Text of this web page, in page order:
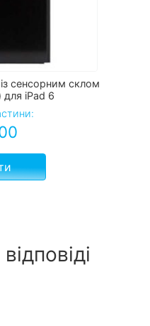
сенсорним склом
для iPad 6